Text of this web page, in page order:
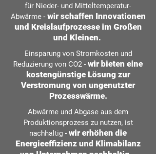
für Nieder- und Mitteltemperatur-
Abwärme - wir schaffen Innovationen
und Kreislaufprozesse im Großen
und Kleinen.
Einsparung von Stromkosten und
Reduzierung von CO2 - wir bieten eine
kostengünstige Lösung zur
Verstromung von ungenutzter
Prozesswärme.
Abwärme und Abgase aus dem
Produktionsprozess zu nutzen, ist
nachhaltig - wir erhöhen die
Energieeffizienz und Klimabilanz
von Unternehmen nachhaltig.